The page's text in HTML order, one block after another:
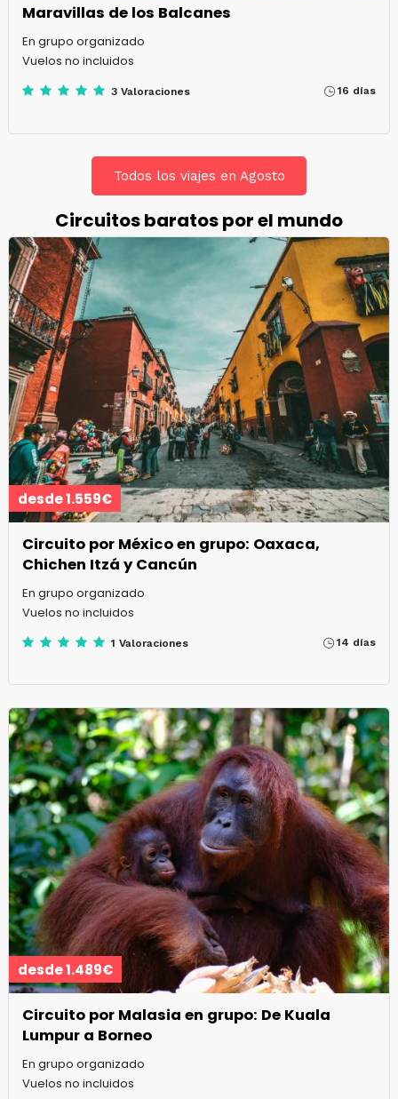
Maravillas de los Balcanes
En grupo organizado
Vuelos no incluidos
3 Valoraciones 16 días
Todos los viajes en Agosto
Circuitos baratos por el mundo
desde 1.559€
Circuito por México en grupo: Oaxaca,
Chichen Itzá y Cancún
En grupo organizado
Vuelos no incluidos
1 Valoraciones 14 días
desde 1.489€
Circuito por Malasia en grupo: De Kuala
Lumpur a Borneo
En grupo organizado
Vuelos no incluidos